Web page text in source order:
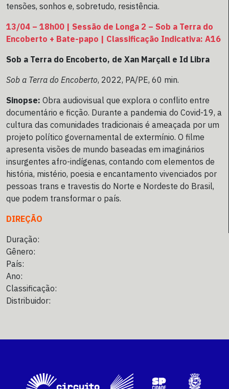
tensões, sonhos e, sobretudo, resistência.
13/04 – 18h00 | Sessão de Longa 2 – Sob a Terra do
Encoberto + Bate-papo | Classificação Indicativa: A16
Sob a Terra do Encoberto, de Xan Marçall e Id Libra
Sob a Terra do Encoberto, 2022, PA/PE, 60 min.
Sinopse: Obra audiovisual que explora o conflito entre
documentário e ficção. Durante a pandemia do Covid-19, a
cultura das comunidades tradicionais é ameaçada por um
projeto político governamental de extermínio. O filme
apresenta visões de mundo baseadas em imaginários
insurgentes afro-indígenas, contando com elementos de
história, mistério, poesia e encantamento vivenciados por
pessoas trans e travestis do Norte e Nordeste do Brasil,
que podem transformar o país.
DIREÇÃO
Duração:
Gênero:
País:
Ano:
Classificação:
Distribuidor: